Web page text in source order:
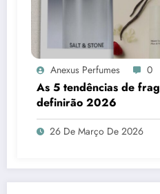
Anexus Perfumes 0
As 5 tendências de
definirão 2026
26 De Março De 2026